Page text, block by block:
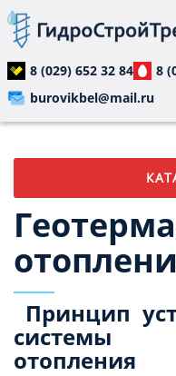
Перейти
основному
содержанию
8 (029) 652 32 84 8
burovikbel@mail.ru
Принцип
системы
отопления